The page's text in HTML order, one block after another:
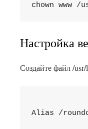
chown www
Настройка
Создайте файл /